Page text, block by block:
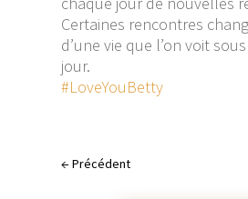
Certaines rencontres
d’une vie que l’on voit
jour.
#LoveYouBetty
←Précédent